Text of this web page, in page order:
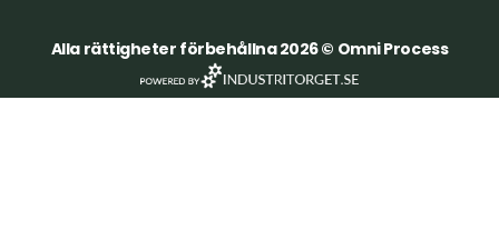
Alla rättigheter förbehållna 2026 © Omni Process